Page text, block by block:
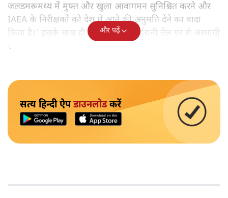
जलडमरूमध्य में मुफ्त और खुला आवागमन सुनिश्चित करने और
IAEA के निरीक्षकों को देश में आने की अनुमति देने का वादा
किया है।' इसके साथ ही उन्होंने कहा कि ईरानी तेल पर से अस्थायी
रूप से प्रतिबंध हटाया जा रहा है।
और पढ़ें
सत्य हिन्दी ऐपडाउनलोडकरें